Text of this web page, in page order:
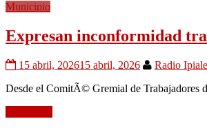
Municipio
Expresan inconformidad
15 abril, 202615 abril, 2026
Radio
Desde el ComitÃ© Gremial de Trabajadores